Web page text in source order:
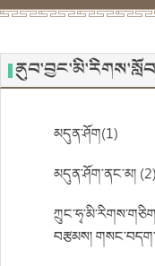
མདུན་ཤོག(1)
མདུན་ཤོག་ནང་མ། (2)
བརྩམས།